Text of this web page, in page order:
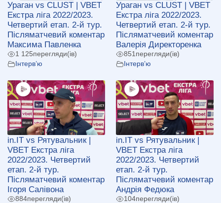
Ураган vs CLUST | VBET
Екстра ліга 2022/2023.
Четвертий етап. 2-й тур.
Післяматчевий коментар
Максима Павленка
1 125перегляди(ів)
Інтерв’ю
Ураган vs CLUST | VBET
Екстра ліга 2022/2023.
Четвертий етап. 2-й тур.
Післяматчевий коментар
Валерія Директоренка
851перегляди(ів)
Інтерв’ю
in.IT vs Рятувальник |
VBET Екстра ліга
2022/2023. Четвертий
етап. 2-й тур.
Післяматчевий коментар
Ігоря Салівона
884перегляди(ів)
in.IT vs Рятувальник |
VBET Екстра ліга
2022/2023. Четвертий
етап. 2-й тур.
Післяматчевий коментар
Андрія Федюка
104перегляди(ів)